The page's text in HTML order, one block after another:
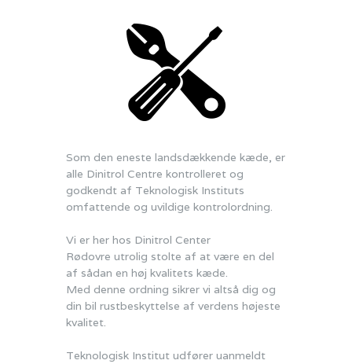
Som den eneste landsdækkende kæde, er
alle Dinitrol Centre kontrolleret og
godkendt af Teknologisk Instituts
omfattende og uvildige kontrolordning.
Vi er her hos Dinitrol Center
Rødovre utrolig stolte af at være en del
af sådan en høj kvalitets kæde.
Med denne ordning sikrer vi altså dig og
din bil rustbeskyttelse af verdens højeste
kvalitet.
Teknologisk Institut udfører uanmeldt